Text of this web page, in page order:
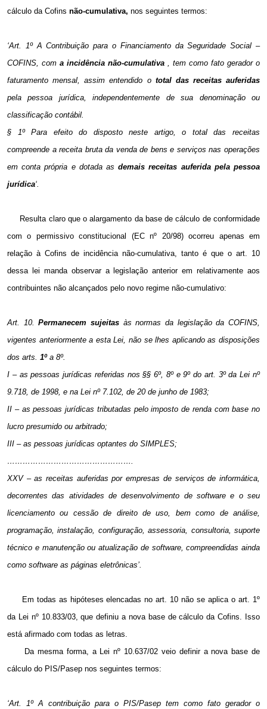
cálculo da Cofins não-cumulativa, nos seguintes termos:
‘Art. 1º A Contribuição para o Financiamento da Seguridade Social –
COFINS, com a incidência não-cumulativa , tem como fato gerador o
faturamento mensal, assim entendido o total das receitas auferidas
pela pessoa jurídica, independentemente de sua denominação ou
classificação contábil.
§ 1º Para efeito do disposto neste artigo, o total das receitas
compreende a receita bruta da venda de bens e serviços nas operações
em conta própria e dotada asdemais receitas auferida pela pessoa
jurídica‘.
Resulta claro que o alargamento da base de cálculo de conformidade
com o permissivo constitucional (EC nº 20/98) ocorreu apenas em
relação à Cofins de incidência não-cumulativa, tanto é que o art. 10
dessa lei manda observar a legislação anterior em relativamente aos
contribuintes não alcançados pelo novo regime não-cumulativo:
Art. 10.Permanecem sujeitas às normas da legislação da COFINS,
vigentes anteriormente a esta Lei, não se lhes aplicando as disposições
dos arts. 1º a 8º.
I – as pessoas jurídicas referidas nos §§ 6º, 8º e 9º do art. 3º da Lei nº
9.718, de 1998, e na Lei nº 7.102, de 20 de junho de 1983;
II – as pessoas jurídicas tributadas pelo imposto de renda com base no
lucro presumido ou arbitrado;
III – as pessoas jurídicas optantes do SIMPLES;
………………………………………….
XXV – as receitas auferidas por empresas de serviços de informática,
decorrentes das atividades de desenvolvimento de software e o seu
licenciamento ou cessão de direito de uso, bem como de análise,
programação, instalação, configuração, assessoria, consultoria, suporte
técnico e manutenção ou atualização de software, compreendidas ainda
como software as páginas eletrônicas’.
Em todas as hipóteses elencadas no art. 10 não se aplica o art. 1º
da Lei nº 10.833/03, que definiu a nova base de cálculo da Cofins. Isso
está afirmado com todas as letras.
Da mesma forma, a Lei nº 10.637/02 veio definir a nova base de
cálculo do PIS/Pasep nos seguintes termos:
‘Art. 1º A contribuição para o PIS/Pasep tem como fato gerador o